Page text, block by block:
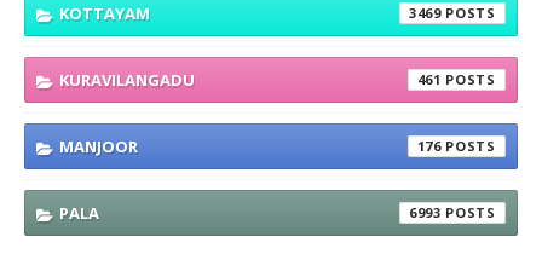
KOTTAYAM 3469
KURAVILANGADU 461
MANJOOR 176
PALA 6993